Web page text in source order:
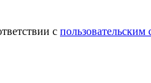
с пользовательским